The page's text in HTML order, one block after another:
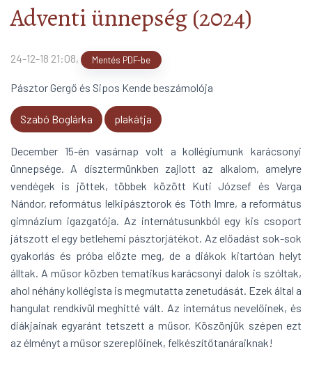
Adventi ünnepség (2024)
24-12-18 21:08, Mentés PDF-be
Pásztor Gergő és Sipos Kende beszámolója
Szabó Boglárka plakátja
December 15-én vasárnap volt a kollégiumunk karácsonyi
ünnepsége. A dísztermünkben zajlott az alkalom, amelyre
vendégek is jöttek, többek között Kuti József és Varga
Nándor, református lelkipásztorok és Tóth Imre, a református
gimnázium igazgatója. Az internátusunkból egy kis csoport
játszott el egy betlehemi pásztorjátékot. Az előadást sok-sok
gyakorlás és próba előzte meg, de a diákok kitartóan helyt
álltak. A műsor közben tematikus karácsonyi dalok is szóltak,
ahol néhány kollégista is megmutatta zenetudását. Ezek által a
hangulat rendkívül meghitté vált. Az internátus nevelőinek, és
diákjainak egyaránt tetszett a műsor. Köszönjük szépen ezt
az élményt a műsor szereplőinek, felkészítőtanáraiknak!